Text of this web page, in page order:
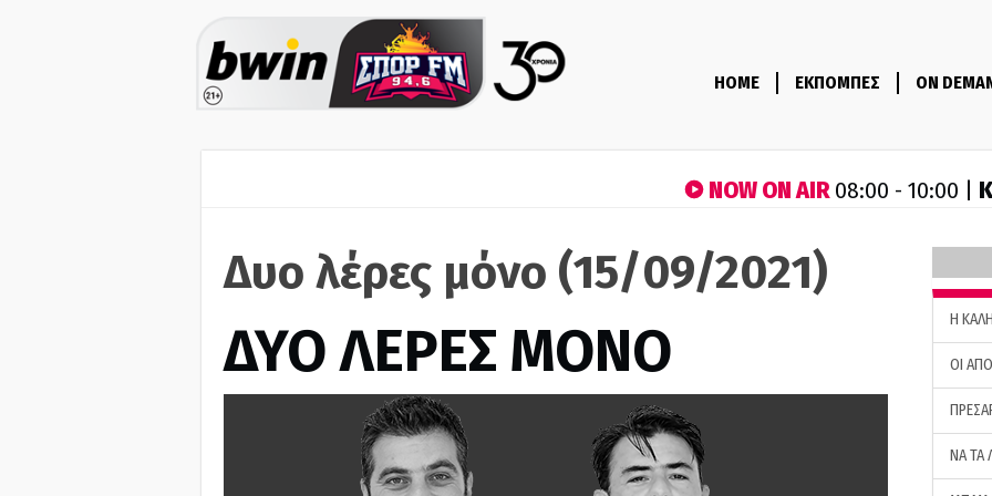
HOME ΕΚΠΟΜΠΕΣ ON
NOW ON AIR08:00 - 10:00 |
Δυο λέρες μόνο (15/09/2021)
ΔΥΟ ΛΕΡΕΣ ΜΟΝΟ H
ΟΙ
ΝΑ ΤΑ